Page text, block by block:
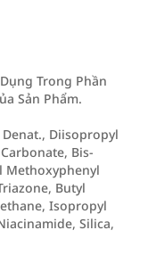
Trong Phần
Sản Phẩm.
Diisopropyl
Bis-
Methoxyphenyl
Butyl
Isopropyl
Silica,